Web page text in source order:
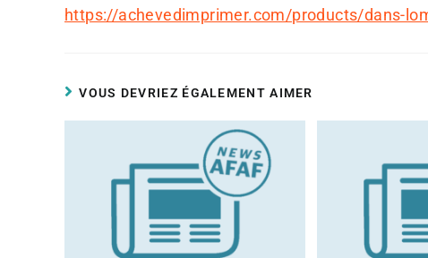
https://achevedimprimer.com/products/dans-
VOUS DEVRIEZ ÉGALEMENT AIMER